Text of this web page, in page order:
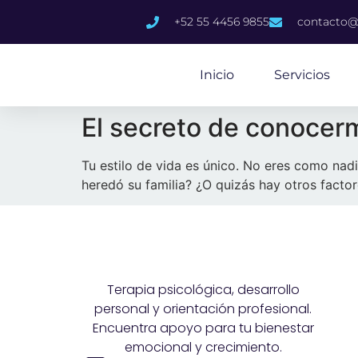
+52 55 4456 9855
Inicio Servicios
El secreto de
Tu estilo de vida es único. No eres como
heredó su familia? ¿O quizás hay otros
Terapia psicológica, desarrollo
personal y orientación profesional.
Encuentra apoyo para tu bienestar
emocional y crecimiento.